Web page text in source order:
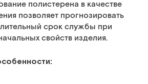
полистерена в качестве
позволяет прогнозировать
срок службы при
свойств изделия.